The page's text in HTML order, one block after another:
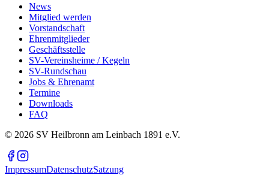
News
Mitglied werden
Vorstandschaft
Ehrenmitglieder
Geschäftsstelle
SV-Vereinsheime / Kegeln
SV-Rundschau
Jobs & Ehrenamt
Termine
Downloads
FAQ
© 2026 SV Heilbronn am Leinbach 1891 e.V.
ImpressumDatenschutzSatzung